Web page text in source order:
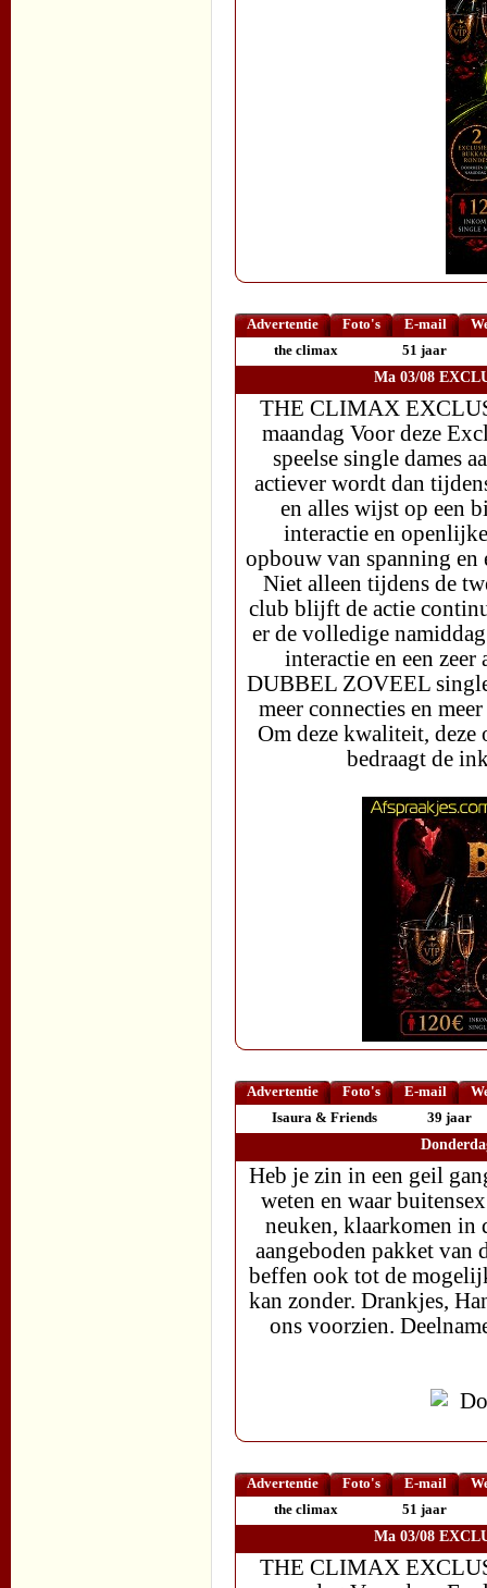
Advertentie Foto's E-mail
the climax
51 jaar
Ma 03/08
THE CLIMAX
maandag Voor deze
speelse single dames
actiever wordt dan
en alles wijst op een
interactie en
opbouw van spanning en
Niet alleen tijdens de
club blijft de actie
er de volledige
interactie en een
DUBBEL ZOVEEL
meer connecties en
Om deze kwaliteit, deze
bedraagt de
Advertentie Foto's E-mail
Isaura & Friends
39 jaar
Heb je zin in een geil
weten en waar
neuken, klaarkomen in
aangeboden pakket van
beffen ook tot de
kan zonder. Drankjes,
ons voorzien.
Advertentie Foto's E-mail
the climax
51 jaar
Ma 03/08
THE CLIMAX